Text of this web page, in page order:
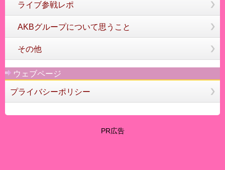
ライブ参戦レポ
AKBグループについて思うこと
その他
ウェブページ
プライバシーポリシー
PR広告